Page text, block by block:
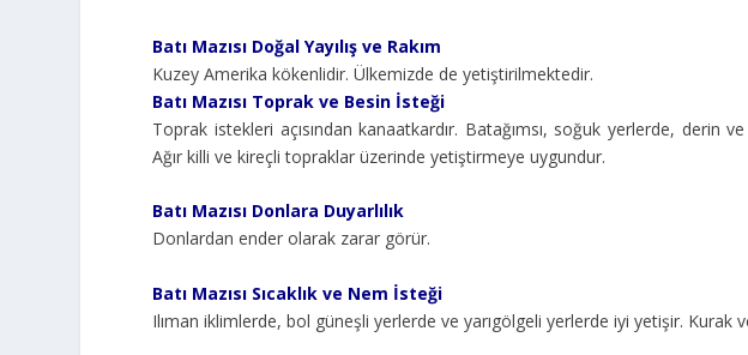
Batı Mazısı Doğal Yayılış ve Rakım
Kuzey Amerika kökenlidir. Ülkemizde de yetiştirilmektedir.
Batı Mazısı Toprak ve Besin İsteği
Toprak istekleri açısından kanaatkardır. Batağımsı, soğuk yerlerde, derin
Ağır killi ve kireçli topraklar üzerinde yetiştirmeye uygundur.
Batı Mazısı Donlara Duyarlılık
Donlardan ender olarak zarar görür.
Batı Mazısı Sıcaklık ve Nem İsteği
Ilıman iklimlerde, bol güneşli yerlerde ve yarıgölgeli yerlerde iyi yetişir. Kurak